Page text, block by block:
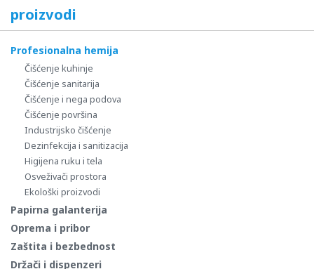
proizvodi
Profesionalna hemija
Čišćenje kuhinje
Čišćenje sanitarija
Čišćenje i nega podova
Čišćenje površina
Industrijsko čišćenje
Dezinfekcija i sanitizacija
Higijena ruku i tela
Osveživači prostora
Ekološki proizvodi
Papirna galanterija
Oprema i pribor
Zaštita i bezbednost
Držači i dispenzeri